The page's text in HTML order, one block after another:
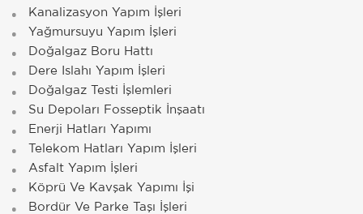
Kanalizasyon Yapım İşleri
Yağmursuyu Yapım İşleri
Doğalgaz Boru Hattı
Dere Islahı Yapım İşleri
Doğalgaz Testi İşlemleri
Su Depoları Fosseptik İnşaatı
Enerji Hatları Yapımı
Telekom Hatları Yapım İşleri
Asfalt Yapım İşleri
Köprü Ve Kavşak Yapımı İşi
Bordür Ve Parke Taşı İşleri